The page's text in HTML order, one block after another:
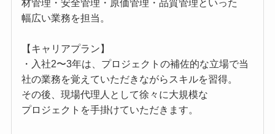
材管理・安全管理・原価管理・品質管理といった
幅広い業務を担当。
【キャリアプラン】
・入社2〜3年は、プロジェクトの補佐的な立場で当
社の業務を覚えていただきながらスキルを習得。
その後、現場代理人として徐々に大規模な
プロジェクトを手掛けていただきます。